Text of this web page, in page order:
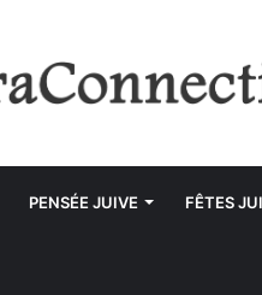
PENSÉE JUIVE FÊTES